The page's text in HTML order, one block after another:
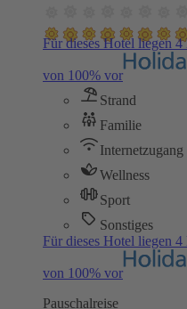
Für dieses Hotel liegen
von 100% vor
Strand
Familie
Internetzugang
Wellness
Sport
Sonstiges
Für dieses Hotel liegen
von 100% vor
Pauschalreise